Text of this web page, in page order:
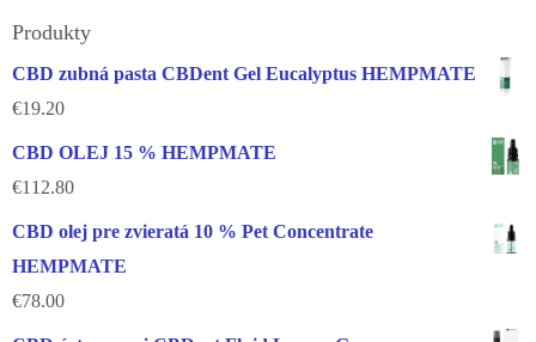
Produkty
CBD zubná pasta CBDent Gel Eucalyptus HEMPMATE
€19.20
CBD OLEJ 15 % HEMPMATE
€112.80
CBD olej pre zvieratá 10 % Pet Concentrate
HEMPMATE
€78.00